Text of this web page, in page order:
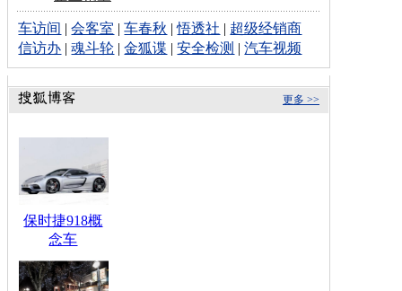
车访间 |会客室 |车春秋 |悟透社 | 超级经销商
信访办 |魂斗轮 |金狐谍 |安全检测 |汽车视频
更多 >>
保时捷918概
念车